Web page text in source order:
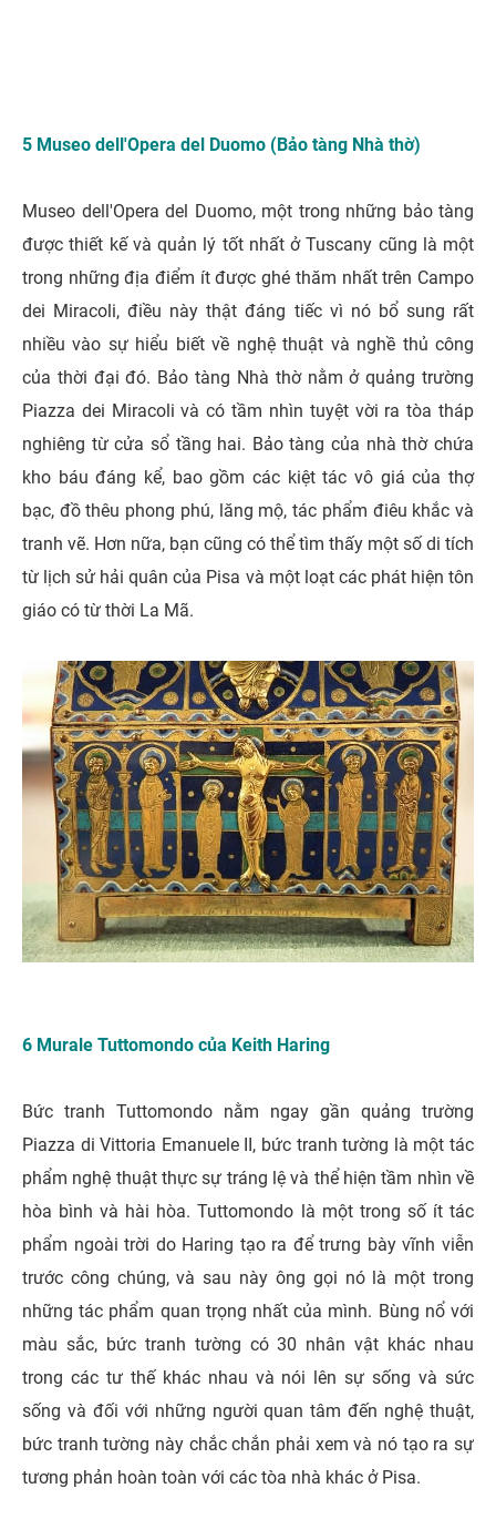
5 Museo dell'Opera del Duomo (Bảo tàng Nhà thờ)
Museo dell'Opera del Duomo, một trong những bảo tàng
được thiết kế và quản lý tốt nhất ở Tuscany cũng là một
trong những địa điểm ít được ghé thăm nhất trên Campo
dei Miracoli, điều này thật đáng tiếc vì nó bổ sung rất
nhiều vào sự hiểu biết về nghệ thuật và nghề thủ công
của thời đại đó. Bảo tàng Nhà thờ nằm ​​ở quảng trường
Piazza dei Miracoli và có tầm nhìn tuyệt vời ra tòa tháp
nghiêng từ cửa sổ tầng hai. Bảo tàng của nhà thờ chứa
kho báu đáng kể, bao gồm các kiệt tác vô giá của thợ
bạc, đồ thêu phong phú, lăng mộ, tác phẩm điêu khắc và
tranh vẽ. Hơn nữa, bạn cũng có thể tìm thấy một số di tích
từ lịch sử hải quân của Pisa và một loạt các phát hiện tôn
giáo có từ thời La Mã.
6 Murale Tuttomondo của Keith Haring
Bức tranh Tuttomondo nằm ngay gần quảng trường
Piazza di Vittoria Emanuele II, bức tranh tường là một tác
phẩm nghệ thuật thực sự tráng lệ và thể hiện tầm nhìn về
hòa bình và hài hòa. Tuttomondo là một trong số ít tác
phẩm ngoài trời do Haring tạo ra để trưng bày vĩnh viễn
trước công chúng, và sau này ông gọi nó là một trong
những tác phẩm quan trọng nhất của mình. Bùng nổ với
màu sắc, bức tranh tường có 30 nhân vật khác nhau
trong các tư thế khác nhau và nói lên sự sống và sức
sống và đối với những người quan tâm đến nghệ thuật,
bức tranh tường này chắc chắn phải xem và nó tạo ra sự
tương phản hoàn toàn với các tòa nhà khác ở Pisa.